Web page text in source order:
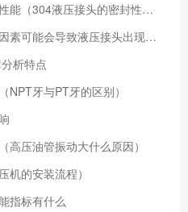
如何保证不锈钢接头的密封性能（304液压接头的密封性怎样保证）
软管接头泄漏的原因（哪些因素可能会导致液压接头出现泄漏）
析特点
NPT牙与PT牙的区别）
高压油管振动大什么原因）
机的安装流程）
指标有什么